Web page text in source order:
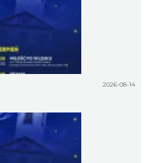
2026-08-14